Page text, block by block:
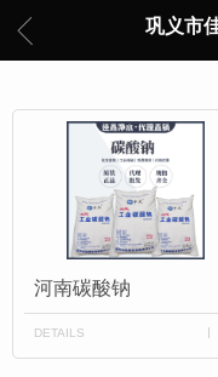
巩义市
河南碳酸钠
DETAILS